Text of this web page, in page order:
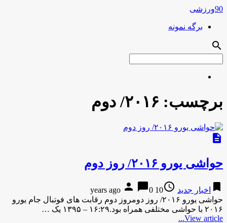
90ورزشی
برگه نمونه
search
برچسب: ۲۰۱۶/ دوم
description
حواشی یورو ۲۰۱۶/ روز دوم
bookmark اخبار جدید access_time
10 years ago
person chat_bubble0
حواشی یورو ۲۰۱۶/ روز دومروز دوم رقابت های فوتبال جام یورو
۲۰۱۶ با حواشی مختلفی همراه بود.۱۶:۲۹ – ۱۳۹۵ یک …
View article...